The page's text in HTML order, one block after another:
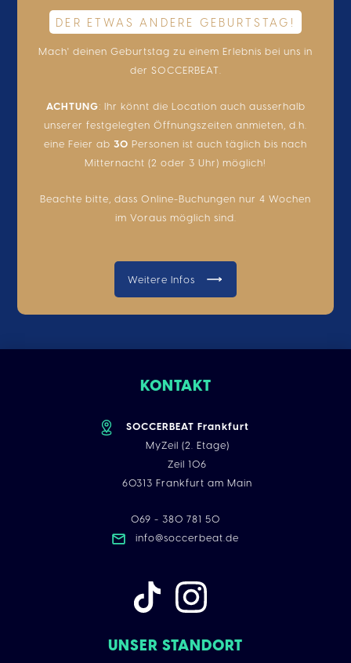
DER ETWAS ANDERE GEBURTSTAG!
Mach' deinen Geburtstag zu einem Erlebnis bei uns in
der SOCCERBEAT.
ACHTUNG: Ihr könnt die Location auch ausserhalb
unserer festgelegten Öffnungszeiten anmieten, d.h.
eine Feier ab 30 Personen ist auch täglich bis nach
Mitternacht (2 oder 3 Uhr) möglich!
Beachte bitte, dass Online-Buchungen nur 4 Wochen
im Voraus möglich sind.
Weitere Infos
KONTAKT
SOCCERBEAT Frankfurt
MyZeil (2. Etage)
Zeil 106
60313 Frankfurt am Main
069 - 380 781 50
info@soccerbeat.de
UNSER STANDORT